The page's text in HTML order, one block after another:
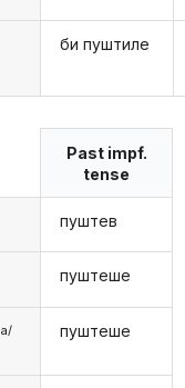
би пуштиле
Past impf.
tense
пуштев
пуштеше
пуштеше